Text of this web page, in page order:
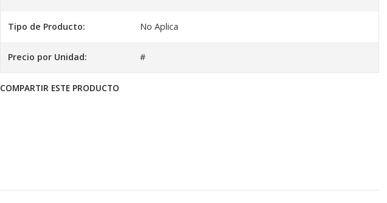
Tipo de Producto: No Aplica
Precio por Unidad: #
COMPARTIR ESTE PRODUCTO